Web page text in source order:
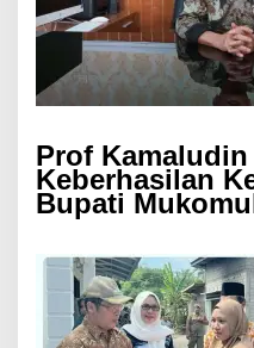
Prof Kamaludin
Keberhasilan
Bupati